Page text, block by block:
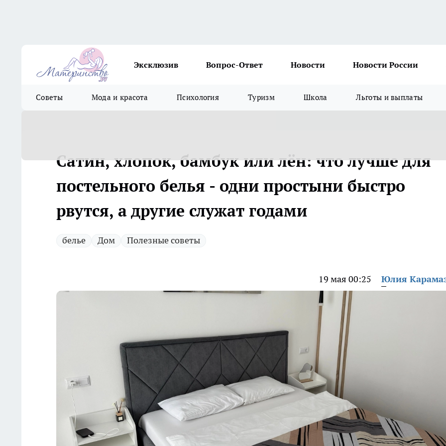
Эксклюзив Вопрос-Ответ Новости Новости России
Советы Мода и красота Психология Туризм Школа Льготы и выплаты
Сатин, хлопок, бамбук или лён: что лучше для
постельного белья - одни простыни быстро
рвутся, а другие служат годами
белье Дом Полезные советы
19 мая 00:25 Юлия